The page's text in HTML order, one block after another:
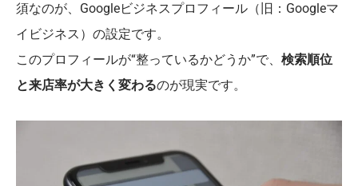
須なのが、Googleビジネスプロフィール（旧：Googleマ
イビジネス）の設定です。
このプロフィールが“整っているかどうか”で、 検索順位
と来店率が大きく変わるのが現実です。